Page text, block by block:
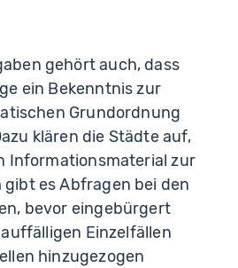
gehört auch, dass
ein Bekenntnis zur
Grundordnung
klären die Städte auf,
Informationsmaterial zur
es Abfragen bei den
bevor eingebürgert
Einzelfällen
hinzugezogen